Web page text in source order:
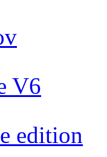
V6
edition